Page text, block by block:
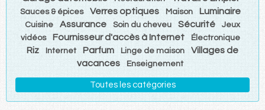
Sauces & épices Verres optiques Maison Luminaire
Cuisine Assurance Soin du cheveu Sécurité
Jeux
vidéos
Fournisseur d'accès à Internet Électronique
Riz Internet Parfum Linge de maison
Villages de
vacances
Enseignement
Toutes les catégories